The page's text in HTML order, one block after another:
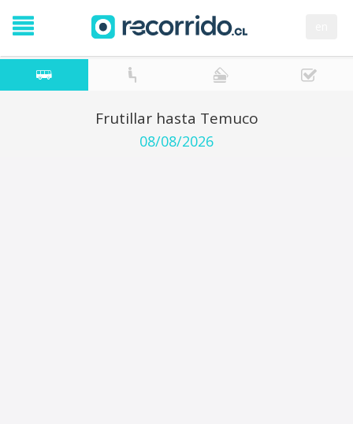
Frutillar hasta Temuco
08/08/2026